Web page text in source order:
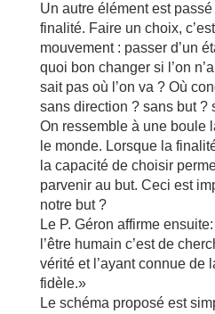
Un autre élément est
finalité. Faire un choix,
mouvement : passer d’un
quoi bon changer si l’on
sait pas où l’on va ? Où
sans direction ? sans but ?
On ressemble à une boule
le monde. Lorsque la
la capacité de choisir
parvenir au but. Ceci est
notre but ?
Le P. Géron affirme
l’être humain c’est de
vérité et l’ayant connue de
fidèle.»
Le schéma proposé est